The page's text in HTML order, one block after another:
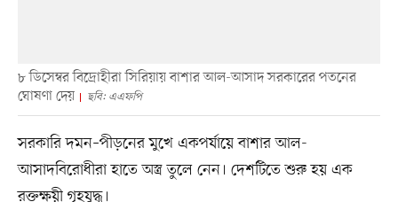
৮ ডিসেম্বর বিদ্রোহীরা সিরিয়ায় বাশার আল-আসাদ সরকারের পতনের
ঘোষণা দেয়
ছবি: এএফপি
সরকারি দমন–পীড়নের মুখে একপর্যায়ে বাশার আল-
আসাদবিরোধীরা হাতে অস্ত্র তুলে নেন। দেশটিতে শুরু হয় এক
রক্তক্ষয়ী গৃহযুদ্ধ।